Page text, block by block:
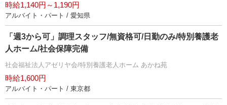
時給1,140円～1,190円
アルバイト・パート / 愛知県
「週3から可」調理スタッフ/無資格可/日勤のみ/特別養護老
人ホーム/社会保障完備
社会福祉法人アゼリヤ会/特別養護老人ホーム あかね苑
時給1,600円
アルバイト・パート / 東京都